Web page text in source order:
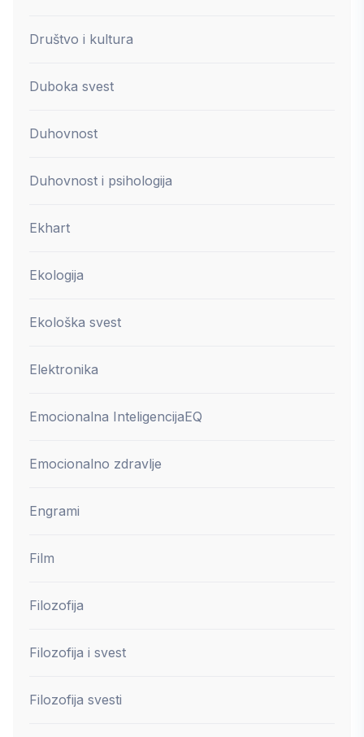
Društvo i kultura
Duboka svest
Duhovnost
Duhovnost i psihologija
Ekhart
Ekologija
Ekološka svest
Elektronika
Emocionalna InteligencijaEQ
Emocionalno zdravlje
Engrami
Film
Filozofija
Filozofija i svest
Filozofija svesti